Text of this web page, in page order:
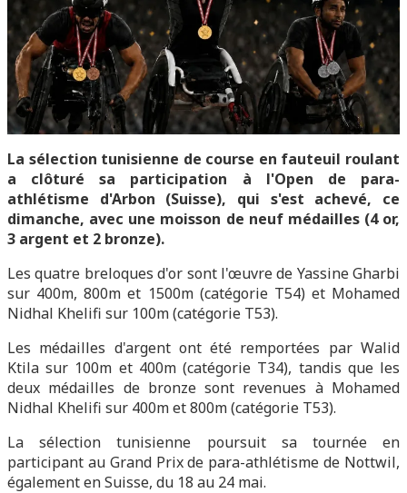
La sélection tunisienne de course en fauteuil roulant
a clôturé sa participation à l'Open de para-
athlétisme d'Arbon (Suisse), qui s'est achevé, ce
dimanche, avec une moisson de neuf médailles (4 or,
3 argent et 2 bronze).
Les quatre breloques d'or sont l'œuvre de Yassine Gharbi
sur 400m, 800m et 1500m (catégorie T54) et Mohamed
Nidhal Khelifi sur 100m (catégorie T53).
Les médailles d'argent ont été remportées par Walid
Ktila sur 100m et 400m (catégorie T34), tandis que les
deux médailles de bronze sont revenues à Mohamed
Nidhal Khelifi sur 400m et 800m (catégorie T53).
La sélection tunisienne poursuit sa tournée en
participant au Grand Prix de para-athlétisme de Nottwil,
également en Suisse, du 18 au 24 mai.